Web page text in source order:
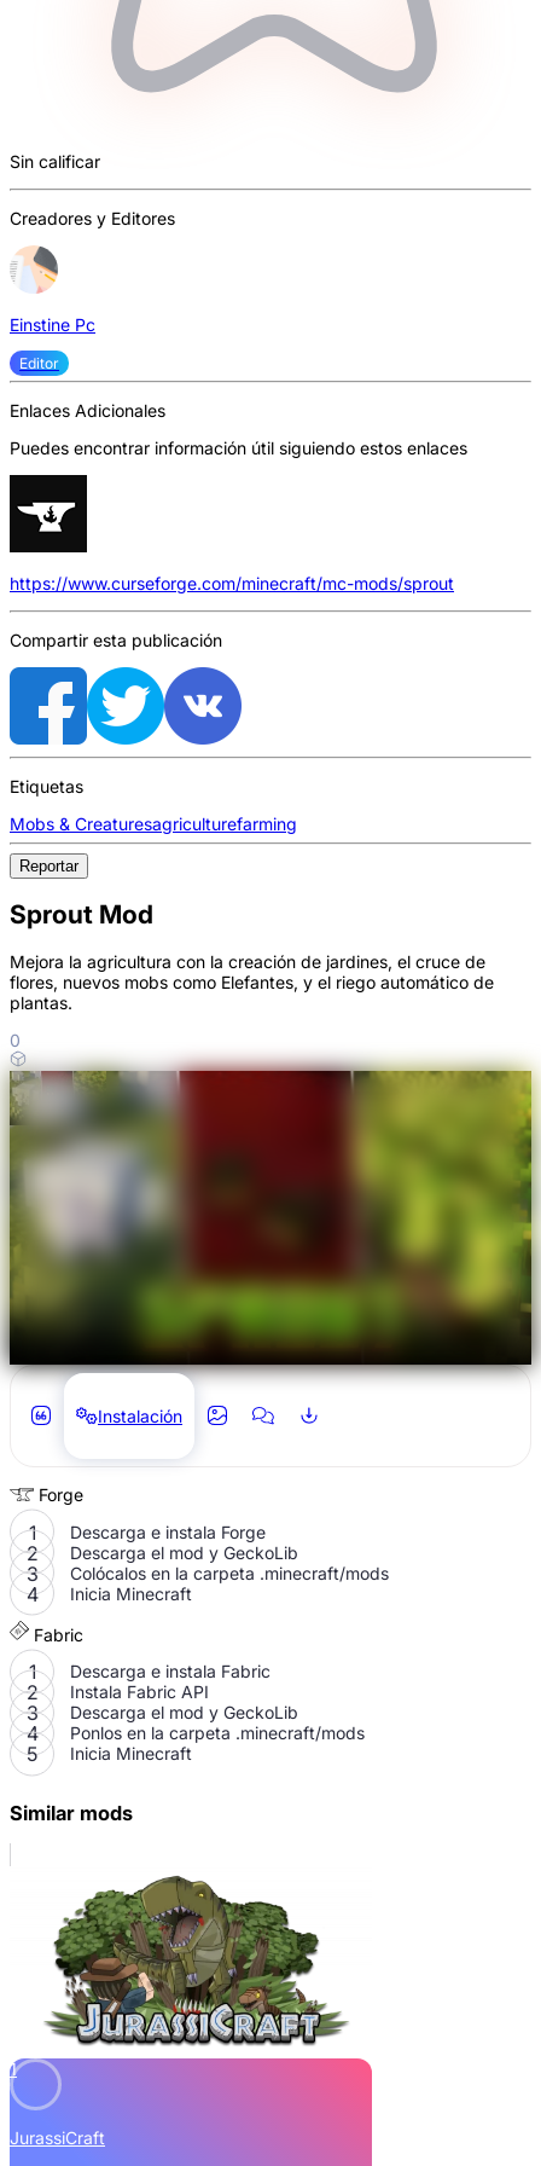
Sin calificar
Creadores y Editores
Einstine Pc
Editor
Enlaces Adicionales
Puedes encontrar información útil siguiendo estos enlaces
https://www.curseforge.com/minecraft/mc-mods/sprout
Compartir esta publicación
Etiquetas
Mobs & Creaturesagriculturefarming
Reportar
Sprout Mod
Mejora la agricultura con la creación de jardines, el cruce de
flores, nuevos mobs como Elefantes, y el riego automático de
plantas.
0
Instalación
Forge
Descarga e instala Forge
Descarga el mod y GeckoLib
Colócalos en la carpeta .minecraft/mods
Inicia Minecraft
Fabric
Descarga e instala Fabric
Instala Fabric API
Descarga el mod y GeckoLib
Ponlos en la carpeta .minecraft/mods
Inicia Minecraft
Similar mods
1
JurassiCraft